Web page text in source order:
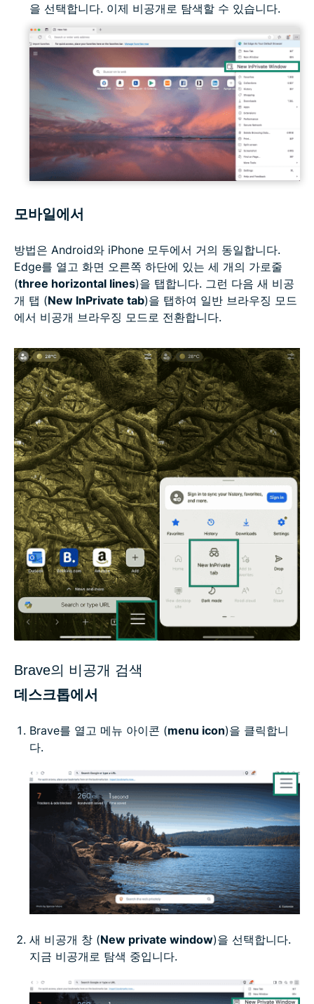
을 선택합니다. 이제 비공개로 탐색할 수 있습니다.
모바일에서
방법은 Android와 iPhone 모두에서 거의 동일합니다.
Edge를 열고 화면 오른쪽 하단에 있는 세 개의 가로줄
(three horizontal lines)을 탭합니다. 그런 다음 새 비공
개 탭 (New InPrivate tab)을 탭하여 일반 브라우징 모드
에서 비공개 브라우징 모드로 전환합니다.
Brave의 비공개 검색
데스크톱에서
Brave를 열고 메뉴 아이콘 (menu icon)을 클릭합니
다.
새 비공개 창 (New private window)을 선택합니다.
지금 비공개로 탐색 중입니다.